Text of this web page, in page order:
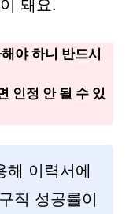
돼요.
야 하니 반드시
인정 안 될 수 있
해 이력서에
직 성공률이